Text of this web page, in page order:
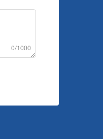
0/1000